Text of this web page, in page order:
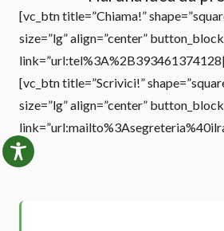
[vc_btn title=”Chiama!”
size=”lg” align=”center”
[vc_btn title=”Scrivici!”
size=”lg” align=”center”